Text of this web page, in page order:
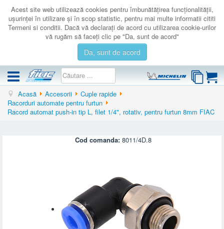
Acest site web utilizează cookies pentru îmbunătăţirea funcţionalităţii,
uşurinţei în utilizare şi în scop statistic, pentru mai multe informatii cititi
Termeni si conditii. Dacă vă declaraţi de acord cu utilizarea cookie-urilor
vă rugăm să faceţi clic pe "Da, sunt de acord"
Da, sunt de acord
COMPRESOARE
ACCESORII
AUTENTIFICARE
Acasă Accesorii
Cuple rapide
Racorduri automate pentru furtun
Racord automat push-in tip L, filet 1/4", rotativ, pentru furtun 8mm FIAC
Cod comanda: 8011/4D.8